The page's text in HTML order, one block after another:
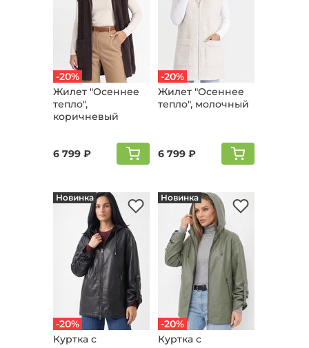
-20%
Жилет "Осеннее
тепло",
коричневый
6 799 ₽
-20%
Жилет "Осеннее
тепло", молочный
6 799 ₽
-20%
Новинка
Куртка с
-20%
Новинка
Куртка с